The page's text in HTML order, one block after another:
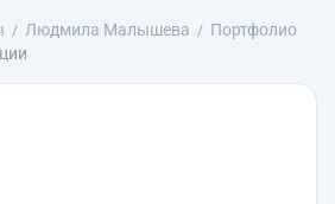
Людмила Малышева
Портфолио